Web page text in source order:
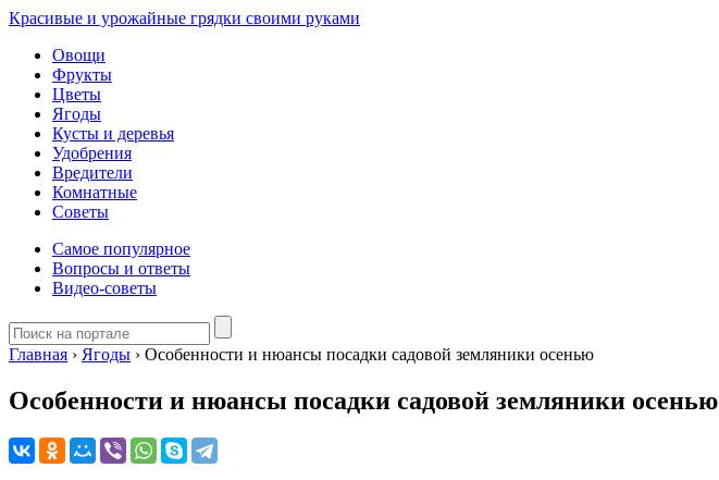
Красивые и урожайные грядки своими руками
Овощи
Фрукты
Цветы
Ягоды
Кусты и деревья
Удобрения
Вредители
Комнатные
Советы
Самое популярное
Вопросы и ответы
Видео-советы
Главная › Ягоды › Особенности и нюансы посадки садовой земляники осенью
Особенности и нюансы посадки садовой земляники осенью